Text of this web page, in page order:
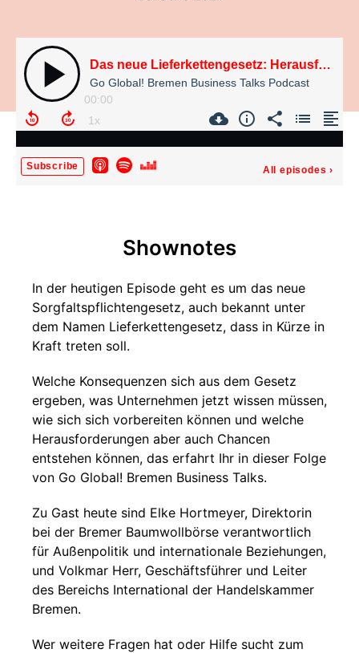
Das neue Lieferkettengesetz: Herausforderungen und Chancen für Unternehmen (Elke Hortmeyer, Volkmar Herr)
Go Global! Bremen Business Talks Podcast
00:00
Subscribe All episodes ›
Shownotes
In der heutigen Episode geht es um das neue
Sorgfaltspflichtengesetz, auch bekannt unter
dem Namen Lieferkettengesetz, dass in Kürze in
Kraft treten soll.
Welche Konsequenzen sich aus dem Gesetz
ergeben, was Unternehmen jetzt wissen müssen,
wie sich sich vorbereiten können und welche
Herausforderungen aber auch Chancen
entstehen können, das erfahrt Ihr in dieser Folge
von Go Global! Bremen Business Talks.
Zu Gast heute sind Elke Hortmeyer, Direktorin
bei der Bremer Baumwollbörse verantwortlich
für Außenpolitik und internationale Beziehungen,
und Volkmar Herr, Geschäftsführer und Leiter
des Bereichs International der Handelskammer
Bremen.
Wer weitere Fragen hat oder Hilfe sucht zum